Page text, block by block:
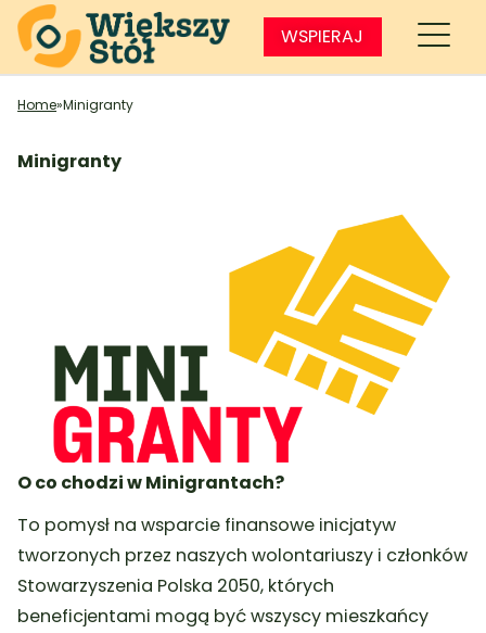
WSPIERAJ
Home»Minigranty
Minigranty
O co chodzi w Minigrantach?
To pomysł na wsparcie finansowe inicjatyw
tworzonych przez naszych wolontariuszy i członków
Stowarzyszenia Polska 2050, których
beneficjentami mogą być wszyscy mieszkańcy